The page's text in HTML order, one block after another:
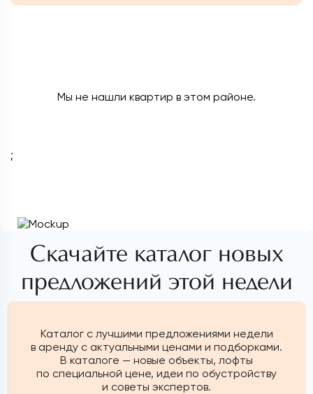
Мы не нашли квартир в этом районе.
;
Скачайте каталог новых
предложений этой недели
Каталог с лучшими предложениями недели
в аренду с актуальными ценами и подборками.
В каталоге — новые объекты, лофты
по специальной цене, идеи по обустройству
и советы экспертов.